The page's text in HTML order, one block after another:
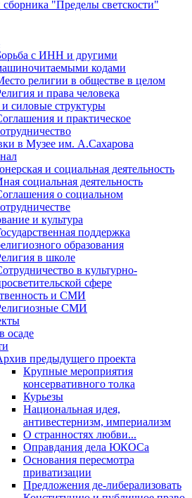
сборника "Пределы светскости"
с ИНН и другими
кодами
религии в обществе в целом
и права человека
силовые структуры
и практическое
в Музее им. А.Сахарова
и социальная деятельность
социальная деятельность
о социальном
и культура
поддержка
образования
в школе
в культурно-
сфере
и СМИ
СМИ
осаде
предыдущего проекта
Крупные мероприятия
консервативного толка
Курьезы
Национальная идея,
антивестернизм, империализм
О странностях любви...
Оправдания дела ЮКОСа
Основания пересмотра
приватизации
Предложения де-либерализовать